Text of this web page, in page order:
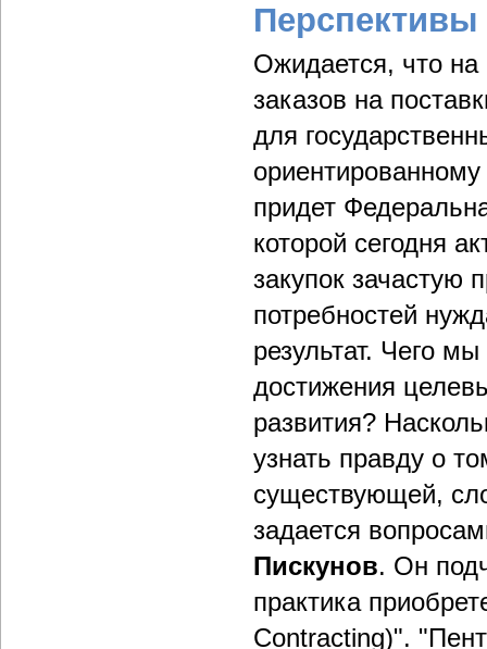
Перспективы
Ожидается, что
заказов на
для
придет
которой сегодня
закупок зачастую
потребностей
результат. Чего
достижения
развития?
узнать правду о
существующей,
задается
Пискунов. Он
практика
Contracting)".